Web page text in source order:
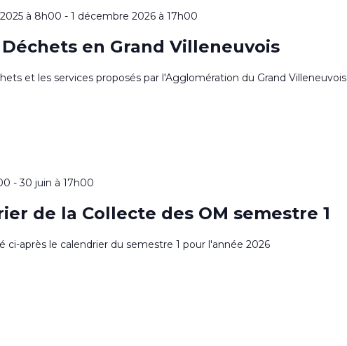
à 8h00 - 1 décembre 2026 à 17h00
Déchets en Grand Villeneuvois
et les services proposés par l'Agglomération du Grand Villeneuvois
-30 juin à 17h00
de la Collecte des OM semestre 1
ci-après le calendrier du semestre 1 pour l'année 2026